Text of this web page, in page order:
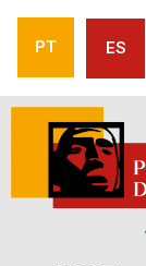
PT ES